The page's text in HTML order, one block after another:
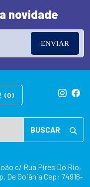
novidade
ENVIAR
(0)
BUSCAR
c/ Rua Pires Do Rio,
De Goiânia Cep: 74916-